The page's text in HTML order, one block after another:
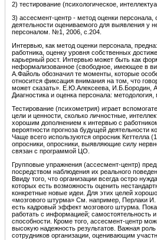
2) тестирование (психологическое,
3) ассесмент-центр - метод оценки
деятельности оцениваемого для выявления у
персоналом. №1, 2006, с.204.
Интервью, как метод оценки персонала,
работника, оценку уровня собственных
карьерный рост. Интервью может быть как
неформализованное (свободное, имеющее в
А.Файоль обозначил те моменты, которые
относится фиксация внимания на том, что
может сказать». Е.Ю.Алексеева, И.Б.Бородин,
Диагностика и оценка персонала:
Тестирование (психометрия) играет
цели и ценности, сколько личностные,
хорошим дополнением к интервью с
вероятности прогноза будущей деятельности
Чаще всего используются опросник
опросники, опросники, выявляющие силу
связан с программой ЦО.
Групповые упражнения (ассесмент-центр)
посредством наблюдения их реального
Ввиду того, что организации всегда остро
которых есть возможность оценить
конкретные новые идеи. Для этих целей
«мозгового штурма» См. например, Перлаки
есть кадровый эффект мозгового штурма.
работать с информацией; самостоятельность
способности. Кроме того, ассесмент-центр
высокую надежность результатов. Важная
сотрудников организации, оценивающим